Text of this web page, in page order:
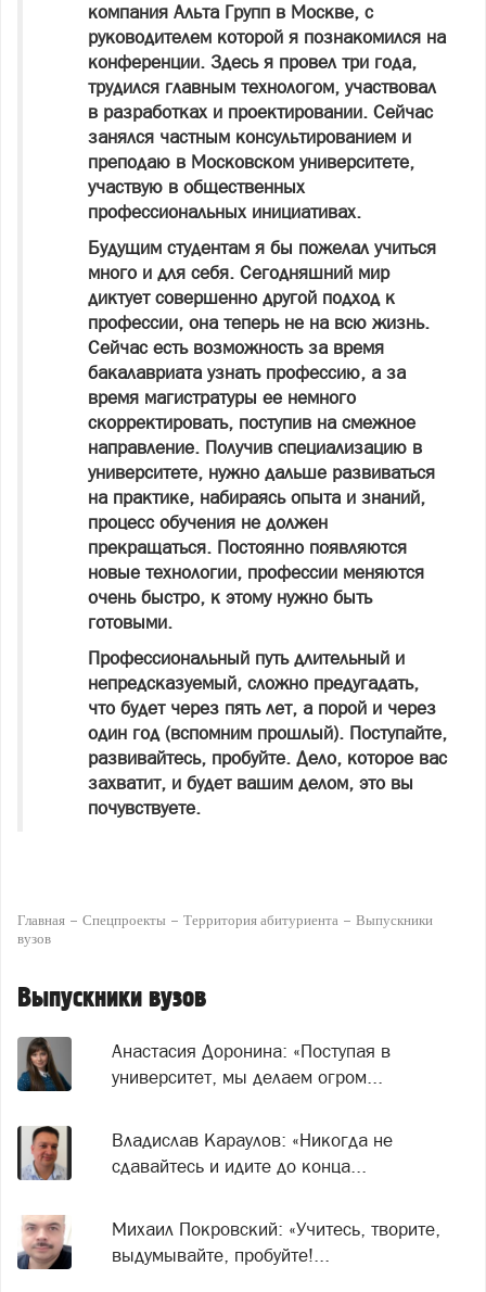
компания Альта Групп в Москве, с
руководителем которой я познакомился на
конференции. Здесь я провел три года,
трудился главным технологом, участвовал
в разработках и проектировании. Сейчас
занялся частным консультированием и
преподаю в Московском университете,
участвую в общественных
профессиональных инициативах.
Будущим студентам я бы пожелал учиться
много и для себя. Сегодняшний мир
диктует совершенно другой подход к
профессии, она теперь не на всю жизнь.
Сейчас есть возможность за время
бакалавриата узнать профессию, а за
время магистратуры ее немного
скорректировать, поступив на смежное
направление. Получив специализацию в
университете, нужно дальше развиваться
на практике, набираясь опыта и знаний,
процесс обучения не должен
прекращаться. Постоянно появляются
новые технологии, профессии меняются
очень быстро, к этому нужно быть
готовыми.
Профессиональный путь длительный и
непредсказуемый, сложно предугадать,
что будет через пять лет, а порой и через
один год (вспомним прошлый). Поступайте,
развивайтесь, пробуйте. Дело, которое вас
захватит, и будет вашим делом, это вы
почувствуете.
Главная Спецпроекты Территория абитуриента
Выпускники
вузов
Выпускники вузов
Анастасия Доронина: «Поступая в
университет, мы делаем огром...
Владислав Караулов: «Никогда не
сдавайтесь и идите до конца...
Михаил Покровский: «Учитесь, творите,
выдумывайте, пробуйте!...